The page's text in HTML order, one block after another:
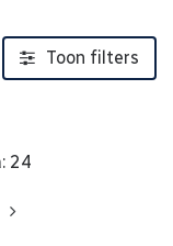
Toon filters
24
Volgende